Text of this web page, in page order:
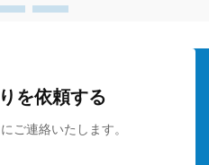
を依頼する
ご連絡いたします。